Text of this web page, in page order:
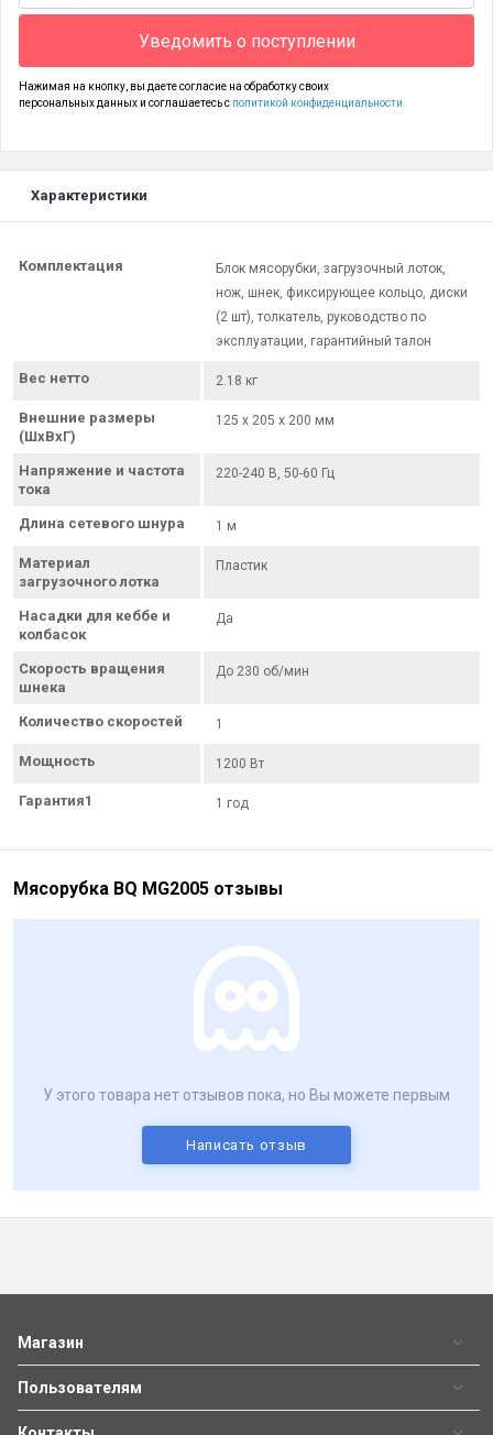
Уведомить о поступлении
Нажимая на кнопку, вы даете согласие на обработку своих
персональных данных и соглашаетесь с политикой конфиденциальности
Характеристики
Комплектация
Блок мясорубки, загрузочный лоток,
нож, шнек, фиксирующее кольцо, диски
(2 шт), толкатель, руководство по
эксплуатации, гарантийный талон
Вес нетто 2.18 кг
Внешние размеры
(ШхВхГ)
125 х 205 х 200 мм
Напряжение и частота
тока
220-240 В, 50-60 Гц
Длина сетевого шнура 1 м
Материал
загрузочного лотка
Пластик
Насадки для кеббе и
колбасок
Да
Скорость вращения
шнека
До 230 об/мин
Количество скоростей 1
Мощность 1200 Вт
Гарантия1 1 год
Мясорубка BQ MG2005 отзывы
У этого товара нет отзывов пока, но Вы можете первым
Написать отзыв
Магазин
Пользователям